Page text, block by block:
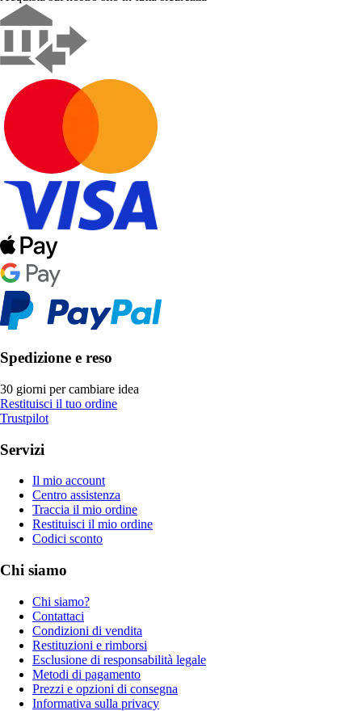
Spedizione e reso
30 giorni per cambiare idea
Restituisci il tuo ordine
Trustpilot
Servizi
Il mio account
Centro assistenza
Traccia il mio ordine
Restituisci il mio ordine
Codici sconto
Chi siamo
Chi siamo?
Contattaci
Condizioni di vendita
Restituzioni e rimborsi
Esclusione di responsabilità legale
Metodi di pagamento
Prezzi e opzioni di consegna
Informativa sulla privacy